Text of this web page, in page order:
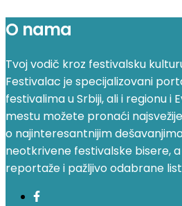
O nama
Tvoj vodič kroz festivalsku
Festivalac je specijalizovani
festivalima u Srbiji, ali i regionu i
mestu možete pronaći
o najinteresantnijim
neotkrivene festivalske bisere, a
reportaže i pažljivo odabrane